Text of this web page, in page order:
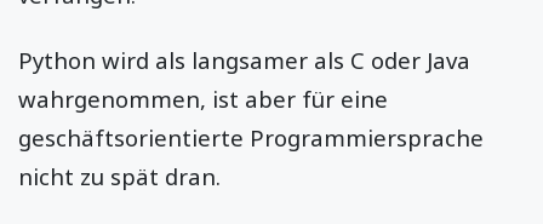
Python wird als langsamer als C oder Java
wahrgenommen, ist aber für eine
geschäftsorientierte Programmiersprache
nicht zu spät dran.